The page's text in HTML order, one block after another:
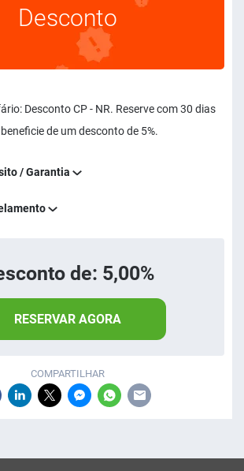
Desconto
Desconto CP - NR. Reserve com 30 dias
de um desconto de 5%.
/ Garantia
de: 5,00%
RESERVAR AGORA
COMPARTILHAR